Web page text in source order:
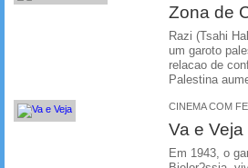
Zona de
Razi (Tsahi
um garoto
relacao de
Palestina
CINEMA COM
Va e Veja
Em 1943, o